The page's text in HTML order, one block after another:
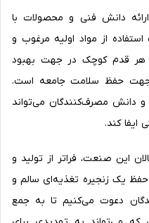
دانش فنی و محصولات با
از مواد اولیه مرغوب و
قدم کوچک در جهت بهبود
جهت حفظ سلامت جامعه است.
و دانش مصرف‌کنندگان می‌تواند
کند.
این صنعت، فراتر از تولید و
یک زنجیره تغذیه‌ای سالم و
دعوت می‌کنیم تا به جمع